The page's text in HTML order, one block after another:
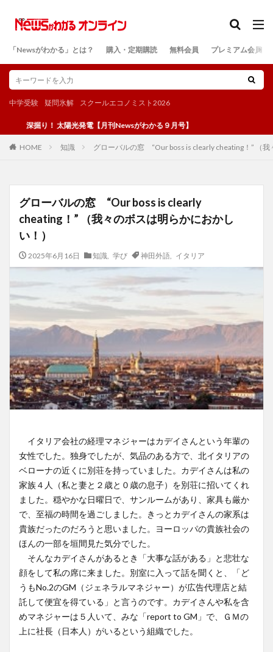
「Newsがわかる」とは？ 購入・定期購読 無料会員 プレミアム会員
中学受験 疑問氷解 スクールエコノミスト2026
り！ 太陽光発電【月刊Newsがわかる９月号】
HOME 知識 グローバルの窓 “Our boss is clearly cheating！” （
グローバルの窓 “Our boss is clearly
cheating！” （我々のボスは明らかにおかし
い！）
2025年6月16日 知識 学び 神田外語, イタリア
イタリア会社の経理マネジャーはカデイさんという年輩の
女性でした。独身でしたが、気品のある方で、北イタリアの
ベローナの近くに別荘を持っていました。カデイさんは私の
家族４人（私と妻と２歳と０歳の息子）を別荘に招いてくれ
ました。穏やかな日曜日で、サンルームがあり、家具も厳か
で、至福の時間を過ごしました。きっとカデイさんの家系は
貴族だったのだろうと思いました。ヨーロッパの貴族社会の
ほんの一部を垣間見た気分でした。
そんなカデイさんがあるとき「大事な話がある」と悲壮な
顔をして私の席に来ました。別室に入って話を聞くと、「ど
うもNo.2のGM（ジェネラルマネジャー）が広告代理店と結
託して便宜を得ている」と言うのです。カデイさんや私を含
めマネジャーは５人いて、みな「report to GM」で、ＧＭの
上に社長（日本人）がいるという組織でした。
検索